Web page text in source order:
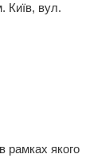
Київ, вул.
рамках якого